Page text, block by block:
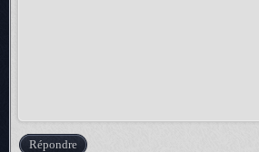
Répondre